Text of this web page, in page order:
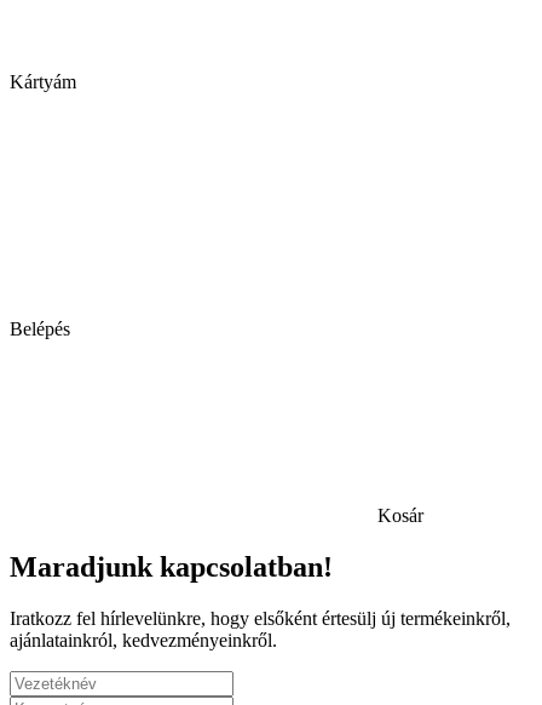
Kártyám
Belépés
Kosár
Maradjunk kapcsolatban!
Iratkozz fel hírlevelünkre, hogy elsőként értesülj új termékeinkről,
ajánlatainkról, kedvezményeinkről.